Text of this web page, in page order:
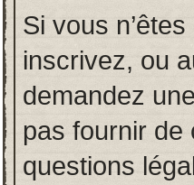
Si vous
inscrivez, ou
demandez
pas fournir de
questions